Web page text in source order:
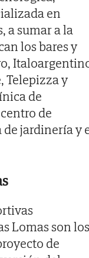
en
a sumar a la
los bares y
Telepizza y
de
de
de jardinería y
Lomas son los
de